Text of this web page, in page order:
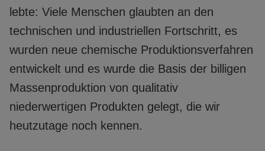
lebte: Viele Menschen glaubten an den
technischen und industriellen Fortschritt, es
wurden neue chemische Produktionsverfahren
entwickelt und es wurde die Basis der billigen
Massenproduktion von qualitativ
niederwertigen Produkten gelegt, die wir
heutzutage noch kennen.